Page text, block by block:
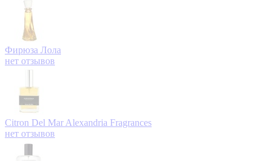
Фирюза Лола
нет отзывов
Citron Del Mar Alexandria Fragrances
нет отзывов